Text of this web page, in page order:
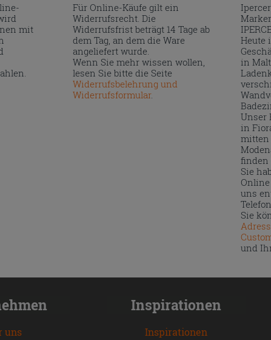
mit
Für Online-Käufe gilt ein
Widerrufsrecht. Die
Widerrufsfrist beträgt 14 Tage ab
dem Tag, an dem die Ware
angeliefert wurde.
Wenn Sie mehr wissen wollen,
lesen Sie bitte die Seite
Widerrufsbelehrung und
Widerrufsformular.
Heute
in
Unser
in
mitten
finden
Sie
uns
Sie
und
uns
Inspirationen
Inspirationen